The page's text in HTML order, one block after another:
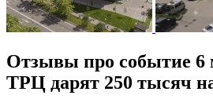
Отзывы про событие 6
ТРЦ дарят 250 тысяч